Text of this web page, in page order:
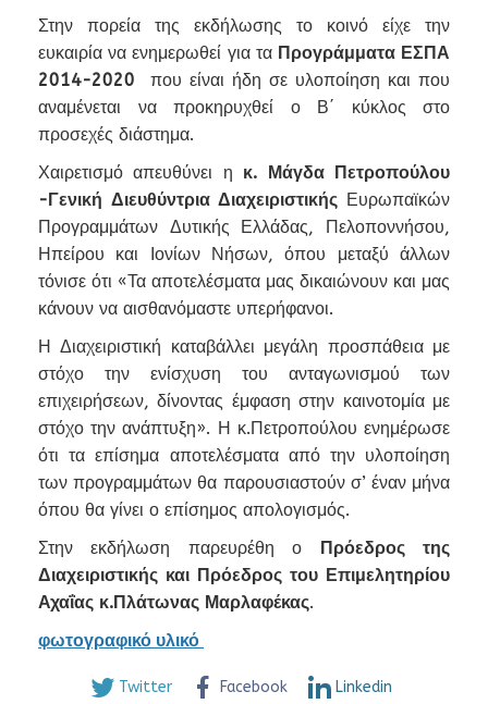
Στην πορεία της εκδήλωσης το κοινό είχε την
ευκαιρία να ενημερωθεί για τα Προγράμματα ΕΣΠΑ
2014-2020 που είναι ήδη σε υλοποίηση και που
αναμένεται να προκηρυχθεί ο Β΄ κύκλος στο
προσεχές διάστημα.
Χαιρετισμό απευθύνει η κ. Μάγδα Πετροπούλου
-Γενική Διευθύντρια Διαχειριστικής Ευρωπαϊκών
Προγραμμάτων Δυτικής Ελλάδας, Πελοποννήσου,
Ηπείρου και Ιονίων Νήσων, όπου μεταξύ άλλων
τόνισε ότι «Τα αποτελέσματα μας δικαιώνουν και μας
κάνουν να αισθανόμαστε υπερήφανοι.
Η Διαχειριστική καταβάλλει μεγάλη προσπάθεια με
στόχο την ενίσχυση του ανταγωνισμού των
επιχειρήσεων, δίνοντας έμφαση στην καινοτομία με
στόχο την ανάπτυξη». Η κ.Πετροπούλου ενημέρωσε
ότι τα επίσημα αποτελέσματα από την υλοποίηση
των προγραμμάτων θα παρουσιαστούν σ’ έναν μήνα
όπου θα γίνει ο επίσημος απολογισμός.
Στην εκδήλωση παρευρέθη ο
Πρόεδρος της
Διαχειριστικής και Πρόεδρος του Επιμελητηρίου
Αχαΐας κ.Πλάτωνας Μαρλαφέκας.
φωτογραφικό υλικό
Twitter Facebook Linkedin